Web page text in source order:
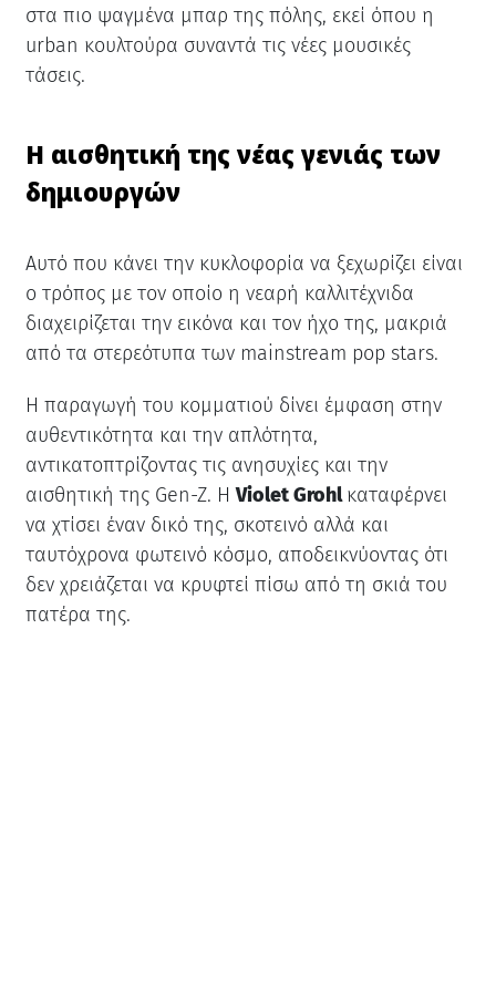
στα πιο ψαγμένα μπαρ της πόλης, εκεί όπου η
urban κουλτούρα συναντά τις νέες μουσικές
τάσεις.
Η αισθητική της νέας γενιάς των
δημιουργών
Αυτό που κάνει την κυκλοφορία να ξεχωρίζει είναι
ο τρόπος με τον οποίο η νεαρή καλλιτέχνιδα
διαχειρίζεται την εικόνα και τον ήχο της, μακριά
από τα στερεότυπα των mainstream pop stars.
Η παραγωγή του κομματιού δίνει έμφαση στην
αυθεντικότητα και την απλότητα,
αντικατοπτρίζοντας τις ανησυχίες και την
αισθητική της Gen-Z. ΗViolet Grohlκαταφέρνει
να χτίσει έναν δικό της, σκοτεινό αλλά και
ταυτόχρονα φωτεινό κόσμο, αποδεικνύοντας ότι
δεν χρειάζεται να κρυφτεί πίσω από τη σκιά του
πατέρα της.